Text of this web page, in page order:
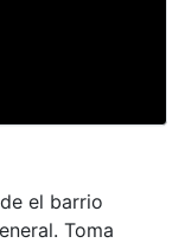
el barrio
Toma